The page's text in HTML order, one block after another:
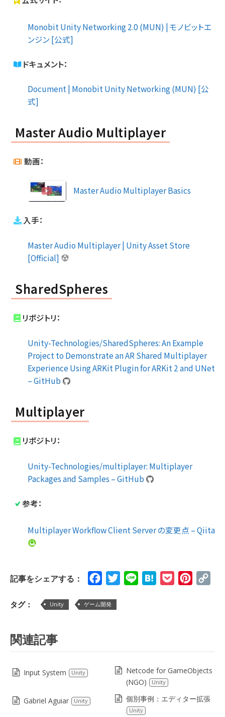
Monobit Unity Networking 2.0 (MUN) | モノビットエ
ンジン [公式]
ドキュメント：
Document | Monobit Unity Networking (MUN) [公
式]
Master Audio Multiplayer
動画：
Master Audio Multiplayer Basics
入手：
Master Audio Multiplayer | Unity Asset Store
[Official]
SharedSpheres
リポジトリ：
Unity-Technologies/SharedSpheres: An Example
Project to Demonstrate an AR Shared Multiplayer
Experience Using ARKit Plugin for ARKit 2 and UNet
– GitHub
Multiplayer
リポジトリ：
Unity-Technologies/multiplayer: Multiplayer
Packages and Samples – GitHub
参考：
Multiplayer Workflow Client Server の変更点 – Qiita
記事をシェアする： FacebookTwitterLine HatenaPocket
タグ： Unity ゲーム開発
関連記事
Input System Unity
Netcode for GameObjects
(NGO)
Unity
Gabriel Aguiar Unity 個別事例：エディター拡張
Unity